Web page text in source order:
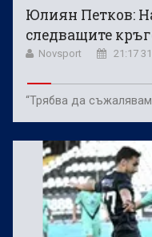
Юлиян Петков:
следващите
Novsport 21:17
“Трябва да